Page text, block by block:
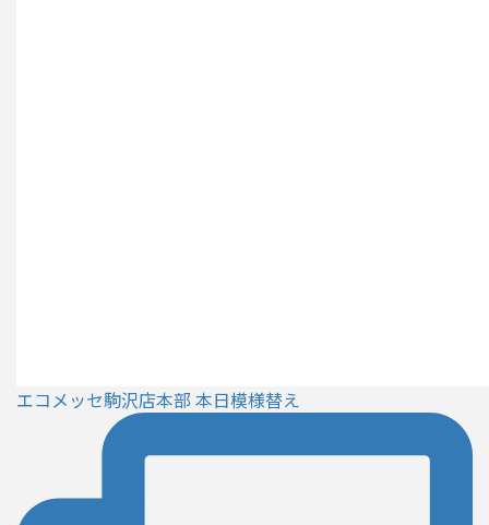
エコメッセ駒沢店本部 本日模様替え